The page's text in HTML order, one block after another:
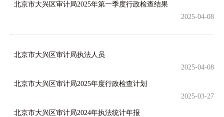
北京市大兴区审计局2025年第一季度行政检查结果
2025-04-08
北京市大兴区审计局执法人员
2025-04-08
北京市大兴区审计局2025年度行政检查计划
2025-03-27
北京市大兴区审计局2024年执法统计年报